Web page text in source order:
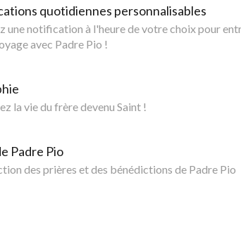
quotidiennes personnalisables
une notification à l'heure de votre choix pour
avec Padre Pio !
la vie du frère devenu Saint !
Padre Pio
des prières et des bénédictions de Padre Pio